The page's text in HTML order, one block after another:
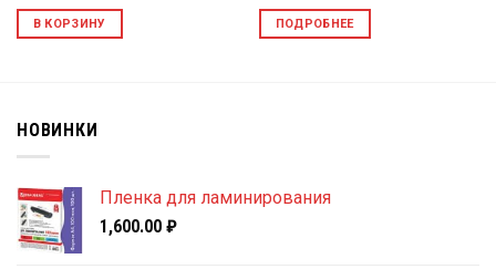
В КОРЗИНУ ПОДРОБНЕЕ
НОВИНКИ
Пленка для ламинирования
1,600.00 ₽